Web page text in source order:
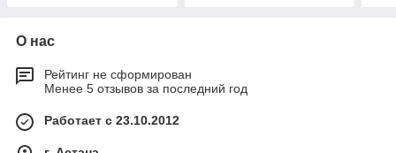
О нас
Рейтинг не сформирован
Менее 5 отзывов за последний год
Работает с 23.10.2012